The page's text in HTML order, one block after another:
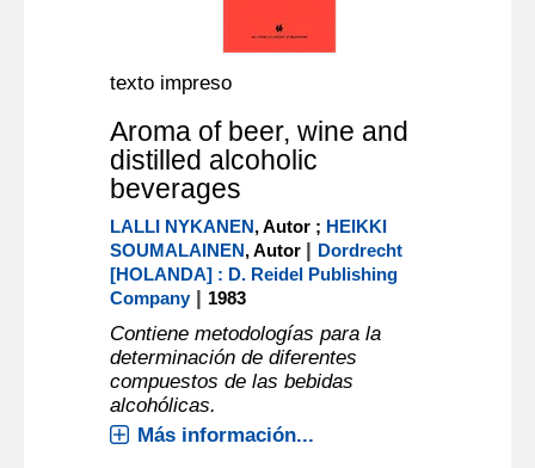
texto impreso
Aroma of beer, wine and
distilled alcoholic
beverages
LALLI NYKANEN, Autor ; HEIKKI
SOUMALAINEN, Autor | Dordrecht
[HOLANDA] : D. Reidel Publishing
Company| 1983
Contiene metodologías para la
determinación de diferentes
compuestos de las bebidas
alcohólicas.
Más información...